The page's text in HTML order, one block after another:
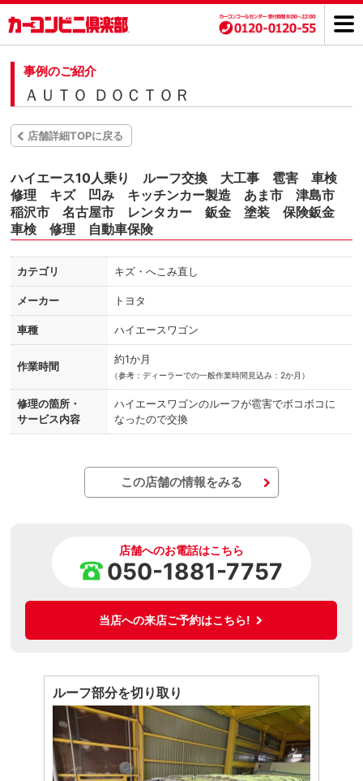
事例のご紹介
ＡＵＴＯ ＤＯＣＴＯＲ
店舗詳細TOPに戻る
ハイエース10人乗り ルーフ交換 大工事 雹害 車検
修理 キズ 凹み キッチンカー製造 あま市 津島市
稲沢市 名古屋市 レンタカー 鈑金 塗装 保険鈑金
車検 修理 自動車保険
カテゴリ キズ・へこみ直し
メーカー トヨタ
車種 ハイエースワゴン
作業時間
約1か月
（参考：ディーラーでの一般作業時間見込み：2か月）
修理の箇所・
サービス内容
ハイエースワゴンのルーフが雹害でボコボコに
なったので交換
この店舗の情報をみる
店舗へのお電話はこちら
050-1881-7757
当店への来店ご予約はこちら!
ルーフ部分を切り取り